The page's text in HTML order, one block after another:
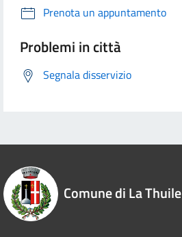
Prenota un appuntamento
Problemi in città
Segnala disservizio
Comune di La Thuile